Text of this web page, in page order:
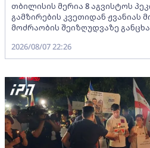
თბილისის მერია 8 აგვისტოს
გამზირების კვეთიდან
მოძრაობის შეიზღუდვაზე
2026/08/07 22:26